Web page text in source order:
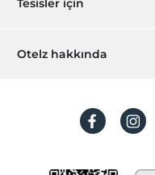
Sıkça sorulan sorular
Hesap oluştur
Tesisler için
Hemen tesisinizi ekleyin
Otelz hakkında